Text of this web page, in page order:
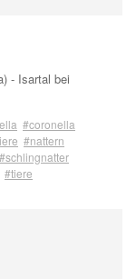
- Isartal bei
#coronella
#nattern
#schlingnatter
#tiere